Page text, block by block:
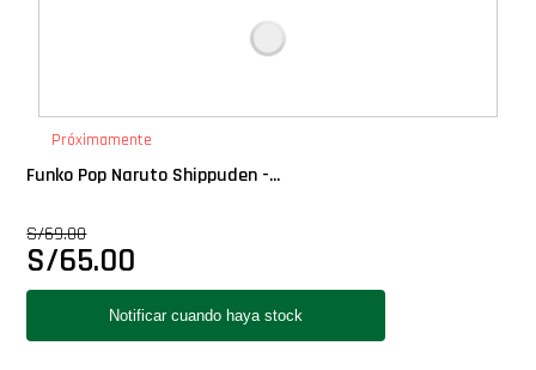
Próximamente
Funko Pop Naruto Shippuden -...
S/69.00
S/65.00